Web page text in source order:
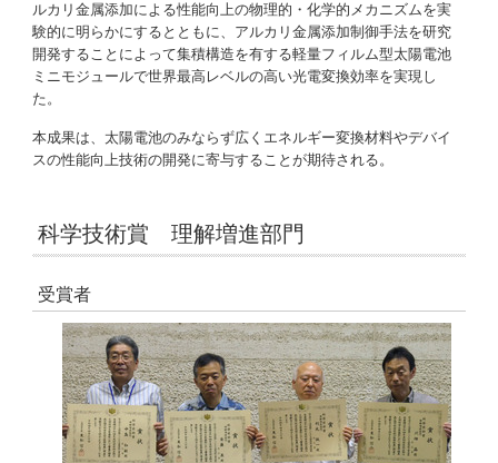
ルカリ金属添加による性能向上の物理的・化学的メカニズムを実
験的に明らかにするとともに、アルカリ金属添加制御手法を研究
開発することによって集積構造を有する軽量フィルム型太陽電池
ミニモジュールで世界最高レベルの高い光電変換効率を実現し
た。
本成果は、太陽電池のみならず広くエネルギー変換材料やデバイ
スの性能向上技術の開発に寄与することが期待される。
科学技術賞 理解増進部門
受賞者